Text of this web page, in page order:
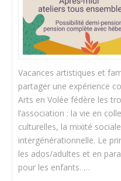
Vacances artistiques et
partager une expérience
Arts en Volée fédère les
l’association : la vie en
culturelles, la mixité
intergénérationnelle. Le
les ados/adultes et en
pour les enfants. …